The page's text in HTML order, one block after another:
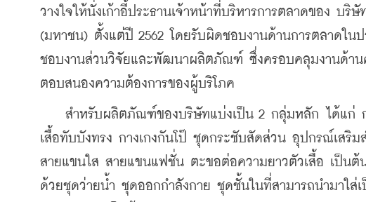
วางใจให้นั่งเก้าอี้ประธานเจ้าหน้าที่บริหารการตลาดของ
(มหาชน) ตั้งแต่ปี 2562 โดยรับผิดชอบงานด้านการตลาดใ
ชอบงานส่วนวิจัยและพัฒนาผลิตภัณฑ์ ซึ่งครอบคลุมงานด้า
ตอบสนองความต้องการของผู้บริโภค
สำหรับผลิตภัณฑ์ของบริษัทแบ่งเป็น 2 กลุ่มหลัก ได้แก่ ก
เสื้อทับบังทรง กางเกงกันโป๊ ชุดกระชับสัดส่วน อุปกรณ์เส
สายแขนใส สายแขนแฟชั่น ตะขอต่อความยาวตัวเสื้อ เป็น
ด้วยชุดว่ายน้ำ ชุดออกกำลังกาย ชุดชั้นในที่สามารถนำมาใ